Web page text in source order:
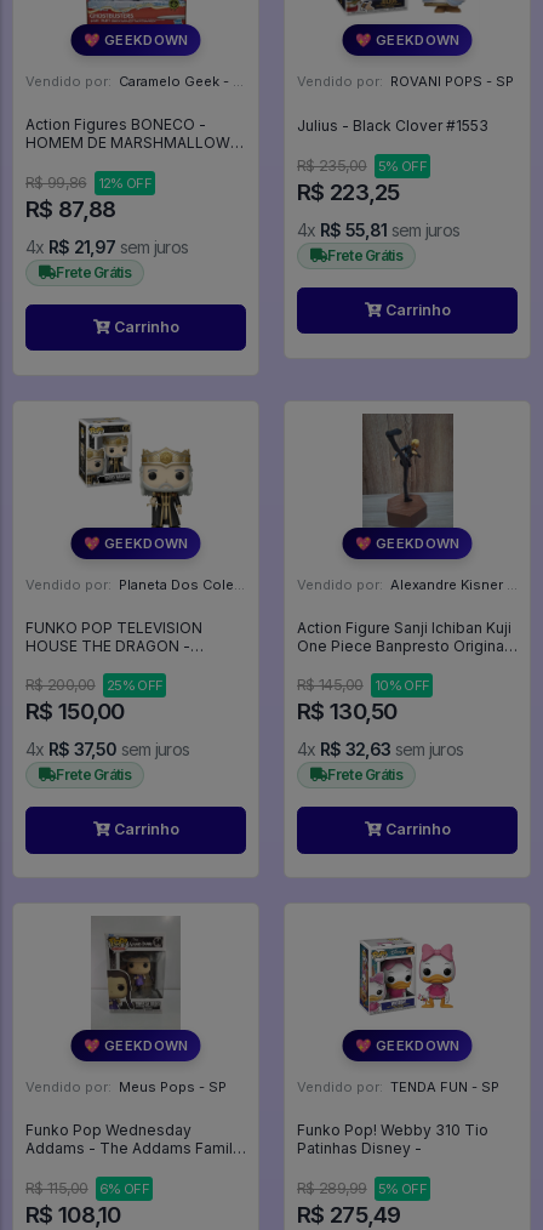
💖 GEEKDOWN
Vendido por: Caramelo Geek - DF
Action Figures BONECO -
HOMEM DE MARSHMALLOW -
Fantasmas
R$ 99,86 12% OFF
R$ 87,88
4x R$ 21,97 sem juros
Frete Grátis
Carrinho
💖 GEEKDOWN
Vendido por: ROVANI POPS - SP
Julius - Black Clover #1553
R$ 235,00 5% OFF
R$ 223,25
4x R$ 55,81 sem juros
Frete Grátis
Carrinho
💖 GEEKDOWN
Vendido por: Planeta Dos Colecionaveis - SP
FUNKO POP TELEVISION
HOUSE THE DRAGON -
COM DETALHE) - Funko POP!
#02
R$ 200,00 25% OFF
R$ 150,00
4x R$ 37,50 sem juros
Frete Grátis
Carrinho
💖 GEEKDOWN
Vendido por: Alexandre Kisner - PR
Action Figure Sanji Ichiban Kuji
One Piece Banpresto Original
R$ 145,00
10% OFF
R$ 130,50
4x R$ 32,63 sem juros
Frete Grátis
Carrinho
💖 GEEKDOWN
Vendido por: Meus Pops - SP
Funko Pop Wednesday
Addams - The Addams Family
R$ 115,00
6% OFF
R$ 108,10
💖 GEEKDOWN
Vendido por: TENDA FUN - SP
Funko Pop! Webby 310 Tio
Patinhas Disney -
R$ 289,99 5% OFF
R$ 275,49